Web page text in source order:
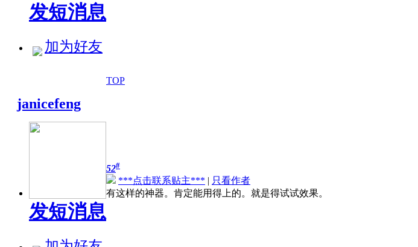
发短消息
加为好友
TOP
janicefeng
发短消息
52#
***点击联系贴主*** | 只看作者
有这样的神器。肯定能用得上的。就是得试试效果。